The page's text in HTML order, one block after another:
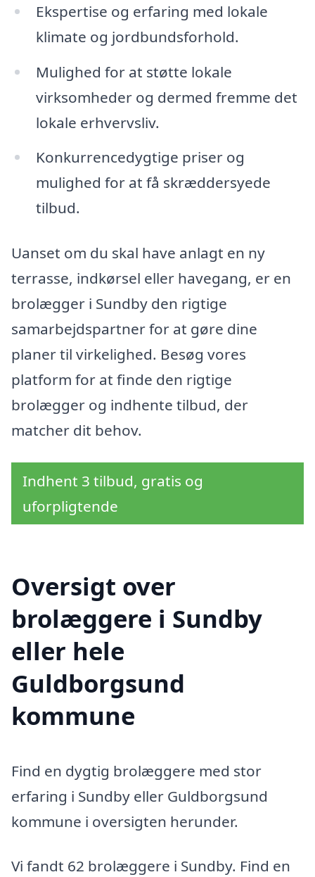
Ekspertise og erfaring med lokale
klimate og jordbundsforhold.
Mulighed for at støtte lokale
virksomheder og dermed fremme det
lokale erhvervsliv.
Konkurrencedygtige priser og
mulighed for at få skræddersyede
tilbud.
Uanset om du skal have anlagt en ny
terrasse, indkørsel eller havegang, er en
brolægger i Sundby den rigtige
samarbejdspartner for at gøre dine
planer til virkelighed. Besøg vores
platform for at finde den rigtige
brolægger og indhente tilbud, der
matcher dit behov.
Indhent 3 tilbud, gratis og
uforpligtende
Oversigt over
brolæggere i Sundby
eller hele
Guldborgsund
kommune
Find en dygtig brolæggere med stor
erfaring i Sundby eller Guldborgsund
kommune i oversigten herunder.
Vi fandt 62 brolæggere i Sundby. Find en